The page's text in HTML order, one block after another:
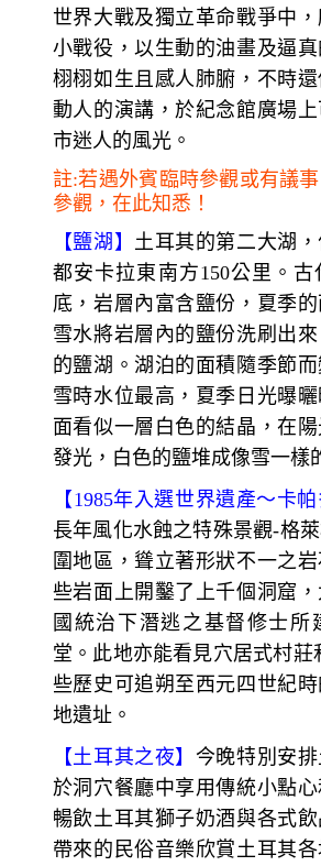
世界大戰及獨立革命戰爭中
小戰役，以生動的油畫及逼真
栩栩如生且感人肺腑，不時
動人的演講，於紀念館廣場
市迷人的風光。
註:若遇外賓臨時參觀或有議
參觀，在此知悉！
【鹽湖】 土耳其的第二大湖
都安卡拉東南方150公里。
底，岩層內富含鹽份，夏季
雪水將岩層內的鹽份洗刷出
的鹽湖。湖泊的面積隨季節
雪時水位最高，夏季日光曝
面看似一層白色的結晶，在
發光，白色的鹽堆成像雪一樣
【1985年入選世界遺產～卡
長年風化水蝕之特殊景觀-格
圍地區，聳立著形狀不一之
些岩面上開鑿了上千個洞窟
國統治下潛逃之基督修士所
堂。此地亦能看見穴居式村莊
些歷史可追朔至西元四世紀
地遺址。
【土耳其之夜】 今晚特別安排
於洞穴餐廳中享用傳統小點
暢飲土耳其獅子奶酒與各式
帶來的民俗音樂欣賞土耳其